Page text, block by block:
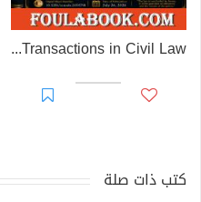
EL RAKHAWI MIND on the Doctrine of Simulation and Sham Transactions in Civil Law
كتب ذات صلة